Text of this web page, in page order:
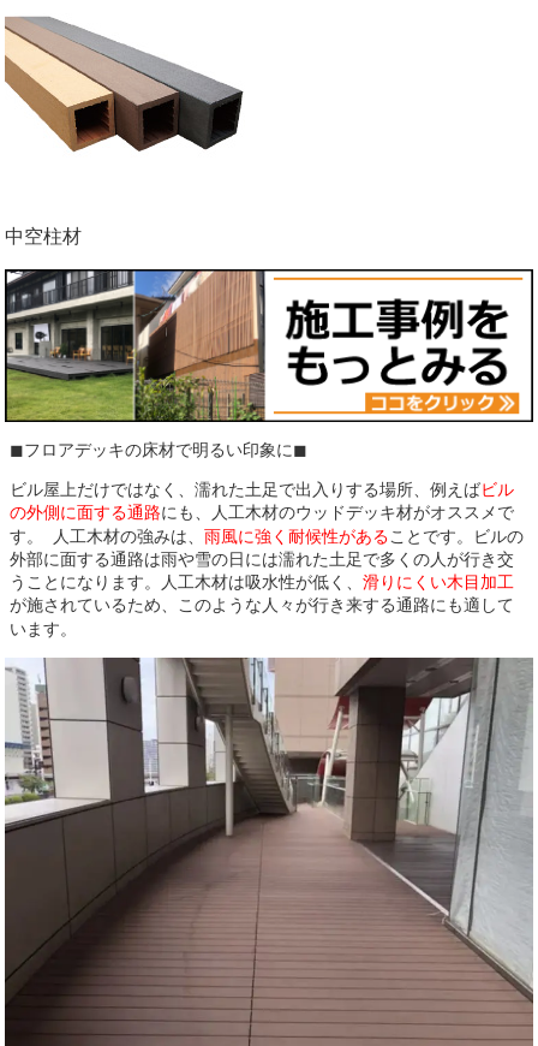
中空柱材
◼︎フロアデッキの床材で明るい印象に◼︎
ビル屋上だけではなく、濡れた土足で出入りする場所、例えばビル
の外側に面する通路にも、人工木材のウッドデッキ材がオススメで
す。 人工木材の強みは、 雨風に強く耐候性があることです。ビルの
外部に面する通路は雨や雪の日には濡れた土足で多くの人が行き交
うことになります。人工木材は吸水性が低く、 滑りにくい木目加工
が施されているため、このような人々が行き来する通路にも適して
います。